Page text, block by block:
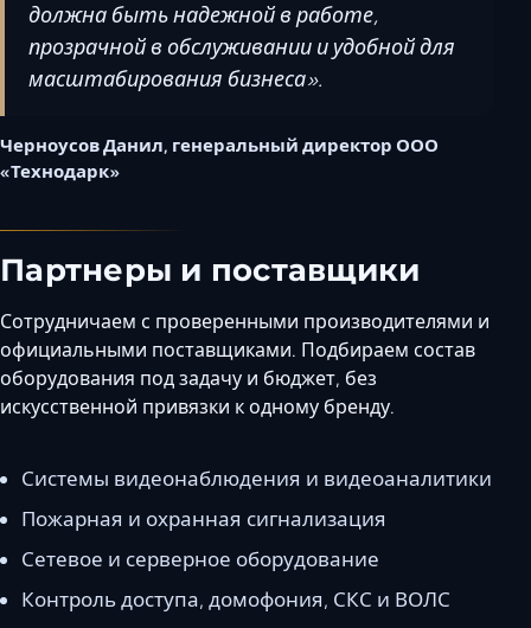
должна быть надежной в работе,
прозрачной в обслуживании и удобной для
масштабирования бизнеса».
Черноусов Данил, генеральный директор ООО
«Технодарк»
Партнеры и поставщики
Сотрудничаем с проверенными производителями и
официальными поставщиками. Подбираем состав
оборудования под задачу и бюджет, без
искусственной привязки к одному бренду.
Системы видеонаблюдения и видеоаналитики
Пожарная и охранная сигнализация
Сетевое и серверное оборудование
Контроль доступа, домофония, СКС и ВОЛС